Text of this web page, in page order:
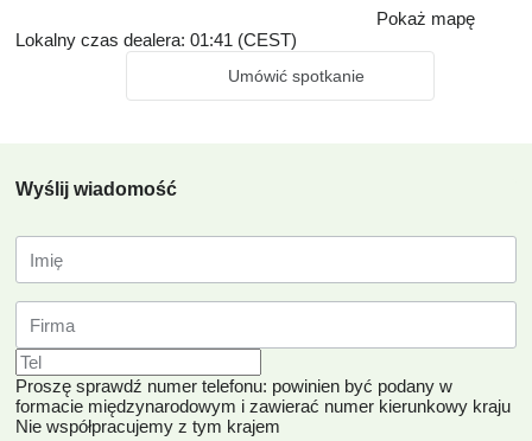
Pokaż mapę
Lokalny czas dealera: 01:41 (CEST)
Umówić spotkanie
Wyślij wiadomość
Proszę sprawdź numer telefonu: powinien być podany w
formacie międzynarodowym i zawierać numer kierunkowy kraju
Nie współpracujemy z tym krajem